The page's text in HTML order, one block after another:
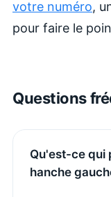
votre numéro,
pour faire le
Questions
Qu'est-ce qui
hanche